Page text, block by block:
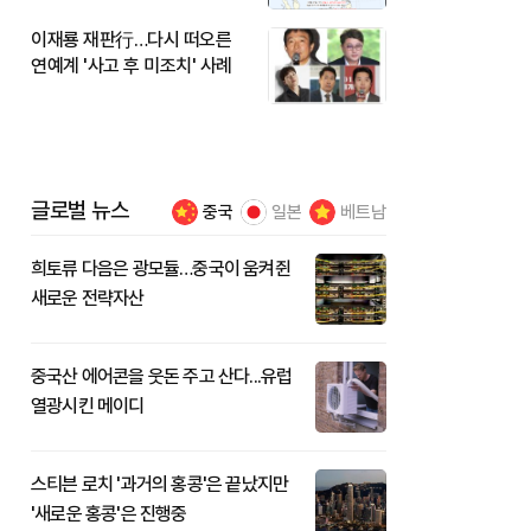
이재룡 재판行…다시 떠오른
연예계 '사고 후 미조치' 사례
글로벌 뉴스 중국 일본 베트남
희토류 다음은 광모듈…중국이 움켜쥔
새로운 전략자산
중국산 에어콘을 웃돈 주고 산다...유럽
열광시킨 메이디
스티븐 로치 '과거의 홍콩'은 끝났지만
'새로운 홍콩'은 진행중